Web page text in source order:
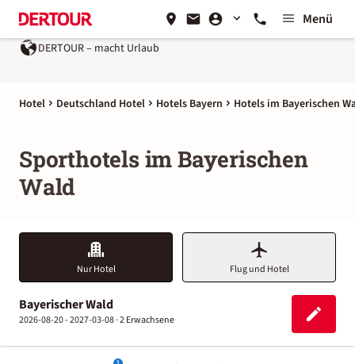
Menü
DERTOUR – macht Urlaub
Hotel Deutschland Hotel Hotels Bayern Hotels im Bayerischen
Sporthotels im Bayerischen
Wald
Nur Hotel Flug und Hotel
Bayerischer Wald
2026-08-20 - 2027-03-08 ·2 Erwachsene